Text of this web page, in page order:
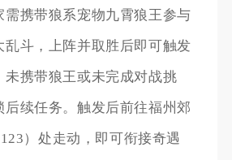
需携带狼系宠物九霄狼王参与
乱斗，上阵并取胜后即可触发
未携带狼王或未完成对战挑
后续任务。触发后前往福州郊
）处走动，即可衔接奇遇